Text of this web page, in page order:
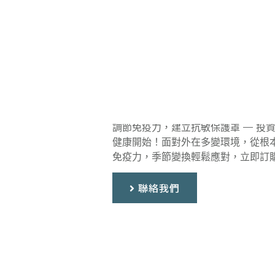
調節免疫力，建立抗敏保護罩 — 投
健康開始！面對外在多變環境，從根
免疫力，季節變換輕鬆應對，立即訂
聯絡我們